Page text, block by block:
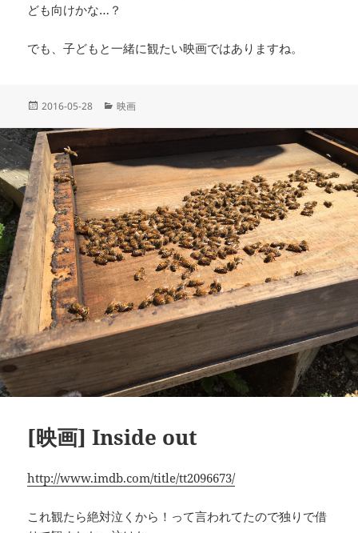
ども向けかな…？
でも、子どもと一緒に観たい映画ではありますね。
投
日:
2016-05-28
カ
ー
映画
[映画] Inside out
http://www.imdb.com/title/tt2096673/
これ観たら絶対泣くから！って言われてたので独りで借